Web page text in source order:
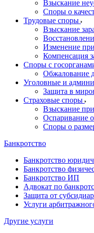
Взыскание
Споры о
Трудовые споры
Взыскание
Изменение
Компенсация
Споры с
Обжалование
Уголовные и
Защита в
Страховые споры
Взыскание
Оспаривание
Споры о
Банкротство
Банкротство
Банкротство
Банкротство ИП
Адвокат по
Защита от
Услуги
Другие услуги